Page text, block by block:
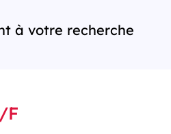
à votre recherche
F